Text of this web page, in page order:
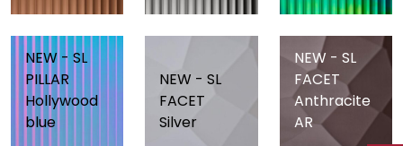
NEW - SL
PILLAR
Hollywood
blue
NEW - SL
FACET
Silver
NEW - SL
FACET
Anthracite
AR